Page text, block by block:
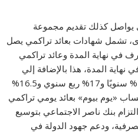
يواصل كذلك تقديم مجموعة
تشمل شهادات بعائد تراكمي يصل
تصرف في نهاية المدة وعائد تراكمي
نهاية المدة، هذا بالإضافة إلي
شهادة لأجل ثلاث سنوات بعائد 18% سنويًا و17% ربع سنوي و16.5%
«يوم بيوم» بعائد يومي تراكمي
التزام بنك ناصر الاجتماعي بتوسيع
ودعم جهود الدولة في